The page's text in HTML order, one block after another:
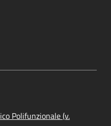
Polifunzionale (v.